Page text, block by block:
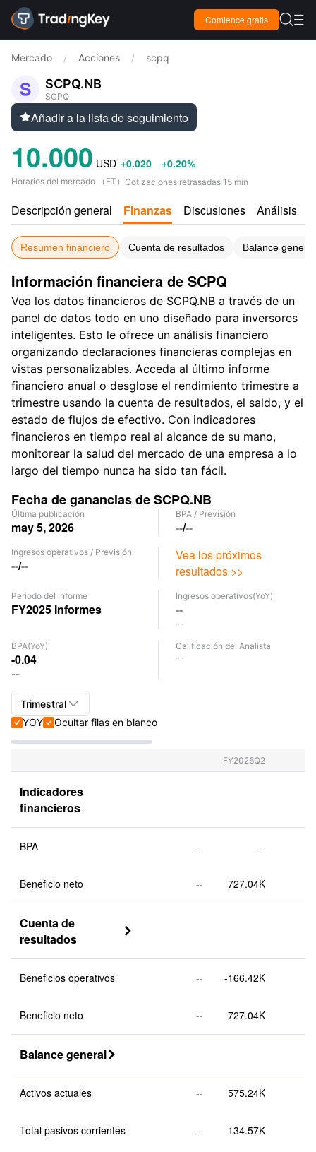
Comience gratis  
Mercado / Acciones / scpq
SCPQ.NB
SCPQ
Añadir a la lista de seguimiento
10.000 USD +0.020 +0.20%
Horarios del mercado （ ET ） Cotizaciones retrasadas 15 min
Descripción general Finanzas Discusiones Análisis
Resumen financiero Cuenta de resultados Balance general
Información financiera de SCPQ
Vea los datos financieros de SCPQ.NB a través de un
panel de datos todo en uno diseñado para inversores
inteligentes. Esto le ofrece un análisis financiero
organizando declaraciones financieras complejas en
vistas personalizables. Acceda al último informe
financiero anual o desglose el rendimiento trimestre a
trimestre usando la cuenta de resultados, el saldo, y el
estado de flujos de efectivo. Con indicadores
financieros en tiempo real al alcance de su mano,
monitorear la salud del mercado de una empresa a lo
largo del tiempo nunca ha sido tan fácil.
Fecha de ganancias de SCPQ.NB
Última publicación
may 5, 2026
BPA / Previsión
--/--
Ingresos operativos / Previsión
--/--
Vea los próximos
resultados >>
Periodo del informe
FY2025 Informes
Ingresos operativos(YoY)
--
--
BPA(YoY)
-0.04
--
Calificación del Analista
--
Trimestral 
YOYOcultar filas en blanco
FY2026Q2
Indicadores
financieros
BPA -- --
Beneficio neto -- 727.04K
Cuenta de
resultados

Beneficios operativos -- -166.42K
Beneficio neto -- 727.04K
Balance general 
Activos actuales -- 575.24K
Total pasivos corrientes -- 134.57K